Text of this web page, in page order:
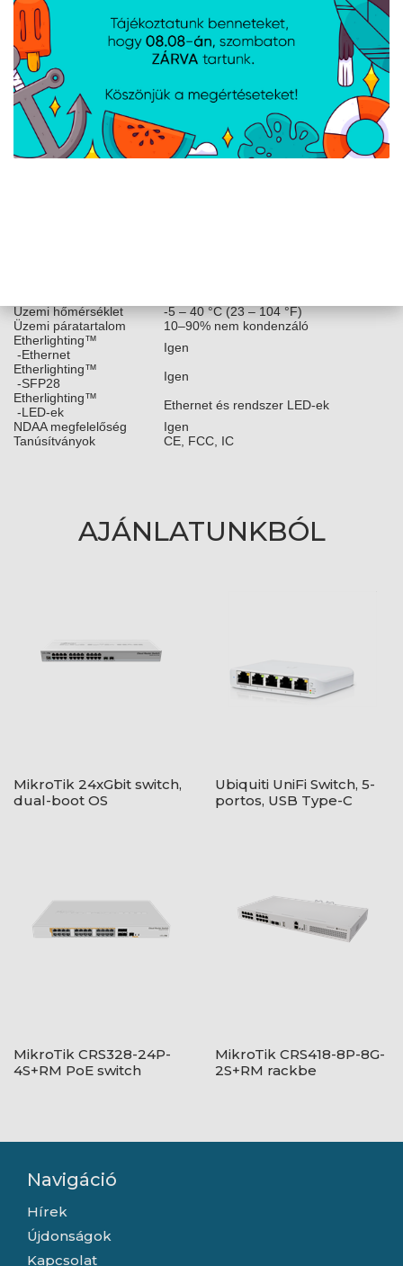
teljesítményfogyasztás
Tápellátás
(2) Univerzális bemenet, 100–240V AC,
50/60 Hz
Táp bemenet típusa
(2) AC bemenet, hot-swappable
tápegység modulok
Tápegység
(2) Hot-swappable AC/DC 1,200W
tápegység modul
Támogatott
feszültségtartomány
Kezelés
Ethernet, AR, GbE MGMT port, Konzol
port
Üzemi hőmérséklet
-5 – 40 °C (23 – 104 °F)
Üzemi páratartalom
10–90% nem kondenzáló
Etherlighting™
-Ethernet
Igen
Etherlighting™
-SFP28
Igen
Etherlighting™
-LED-ek
Ethernet és rendszer LED-ek
NDAA megfelelőség
Igen
Tanúsítványok
CE, FCC, IC
AJÁNLATUNKBÓL
MikroTik 24xGbit switch,
dual-boot OS
Ubiquiti UniFi Switch, 5-
portos, USB Type-C
MikroTik CRS328-24P-
4S+RM PoE switch
MikroTik CRS418-8P-8G-
2S+RM rackbe
Navigáció
Hírek
Újdonságok
Kapcsolat